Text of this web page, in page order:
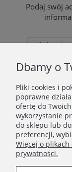
Podaj swój
STOPKA
Ustawienia plików
O nas
Regulamin
Dbamy o
Pliki cookies i
poprawne
ofertę do
wykorzystanie
do sklepu lub
preferencji,
Więcej o plikach
prywatności.